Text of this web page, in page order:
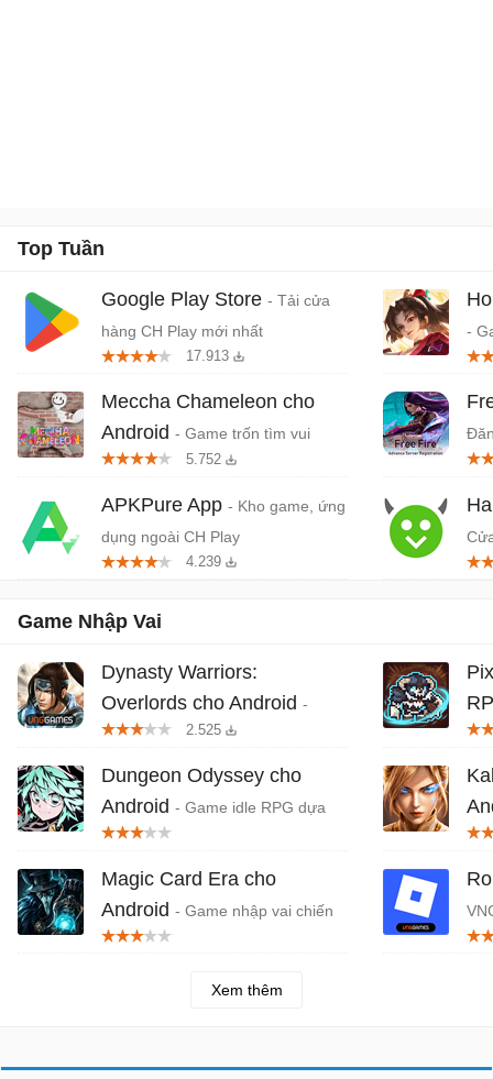
Top Tuần
Google Play Store - Tải cửa
hàng CH Play mới nhất
17.913
Meccha Chameleon cho
Android - Game trốn tìm vui
nhộn nhiều người chơi
5.752
APKPure App - Kho game, ứng
dụng ngoài CH Play
4.239
-
Da
Game Nhập Vai
Dynasty Warriors:
Overlords cho Android -
Game Tam Quốc miễn phí
2.525
Dungeon Odyssey cho
Android - Game idle RPG dựa
trên webtoon đình đám Dungeon
Odyssey
Magic Card Era cho
Android - Game nhập vai chiến
thuật mới phong cách hắc ám
thế
Xem thêm